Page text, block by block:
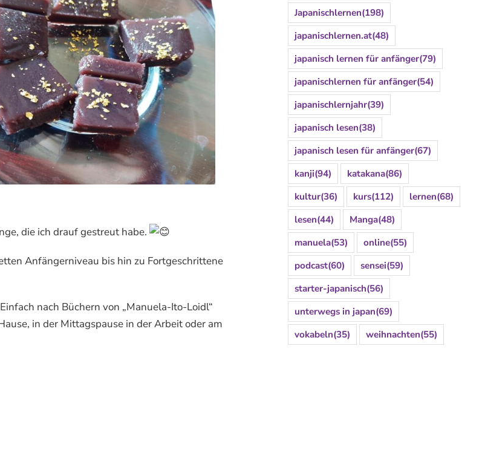
die ich drauf gestreut habe.
Anfängerniveau bis hin zu Fortgeschrittene
nach Büchern von „Manuela-Ito-Loidl“
in der Mittagspause in der Arbeit oder am
Japanischlernen(198)
japanischlernen.at(48)
japanisch lernen für anfänger(79)
japanischlernen für anfänger(54)
japanischlernjahr(39)
japanisch lesen(38)
japanisch lesen für anfänger(67)
kanji(94) katakana(86)
kultur(36) kurs(112) lernen(68)
lesen(44) Manga(48)
manuela(53) online(55)
podcast(60) sensei(59)
starter-japanisch(56)
unterwegs in japan(69)
vokabeln(35) weihnachten(55)